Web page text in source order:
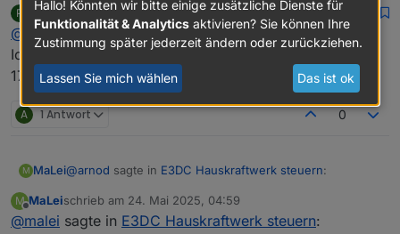
P
Offline
psrelaxschrieb am 23. Mai 2025, 23:40
zuletzt editiert von
@
ArnoD
Ich wollt kurz mal nachfragen, ob du meinen Post vom
17. Mai 2025, 23:32 gesehen hast :-)
A 1 Antwort 0
M MaLei@arnod sagte in E3DC Hauskraftwerk steuern:
@malei
M
Offline
MaLeischrieb am 24. Mai 2025, 04:59
zuletzt editiert von
@malei sagte in E3DC Hauskraftwerk steuern:
Hallo! Könnten wir bitte einige zusätzliche Dienste für
Funktionalität & Analytics aktivieren? Sie können Ihre
Zustimmung später jederzeit ändern oder zurückziehen.
Lassen Sie mich wählen Das ist ok